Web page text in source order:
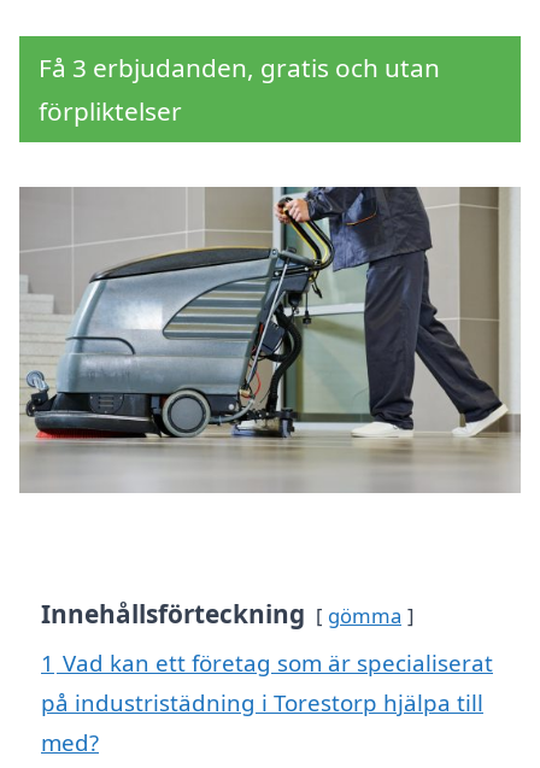
Få 3 erbjudanden, gratis och utan
förpliktelser
Innehållsförteckning gömma
1 Vad kan ett företag som är specialiserat
på industristädning i Torestorp hjälpa till
med?